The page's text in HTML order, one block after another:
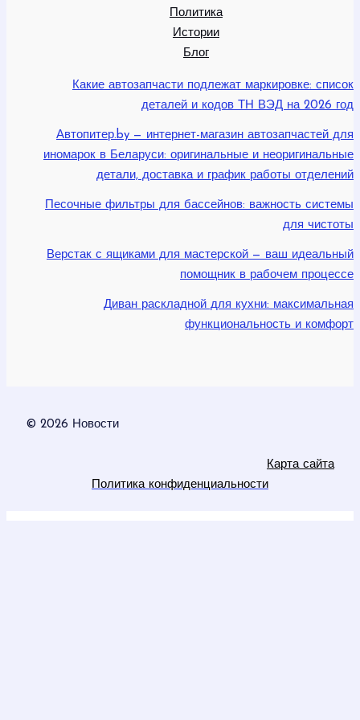
Политика
Истории
Блог
Какие автозапчасти подлежат маркировке: список
деталей и кодов ТН ВЭД на 2026 год
Автопитер.by — интернет-магазин автозапчастей для
иномарок в Беларуси: оригинальные и неоригинальные
детали, доставка и график работы отделений
Песочные фильтры для бассейнов: важность системы
для чистоты
Верстак с ящиками для мастерской — ваш идеальный
помощник в рабочем процессе
Диван раскладной для кухни: максимальная
функциональность и комфорт
© 2026 Новости
Карта сайта
Политика конфиденциальности